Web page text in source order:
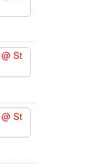
@ St
@ St